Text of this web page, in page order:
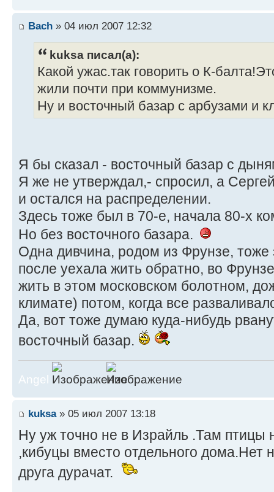
Bach » 04 июл 2007 12:32
kuksa писал(а):
Какой ужас.так говорить о К-
жили почти при коммунизме.
Ну и восточный базар с арбузами и
Я бы сказал - восточный базар с
Я же не утверждал,- спросил, а
и остался на распределении.
Здесь тоже был в 70-е, начала 80-х
Но без восточного базара.
Одна дивчина, родом из Фрунзе,
после уехала жить обратно, во
жить в этом московском болотном,
климате) потом, когда все
Да, вот тоже думаю куда-нибудь
восточный базар.
Angel
kuksa» 05 июл 2007 13:18
Ну уж точно не в Израйль .Там птицы
,кибуцы вместо отдельного дома.Нет
друга дурачат.